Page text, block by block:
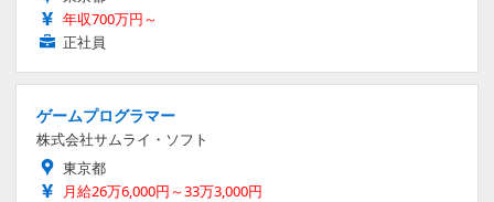
年収700万円～
正社員
ゲームプログラマー
株式会社サムライ・ソフト
東京都
月給26万6,000円～33万3,000円